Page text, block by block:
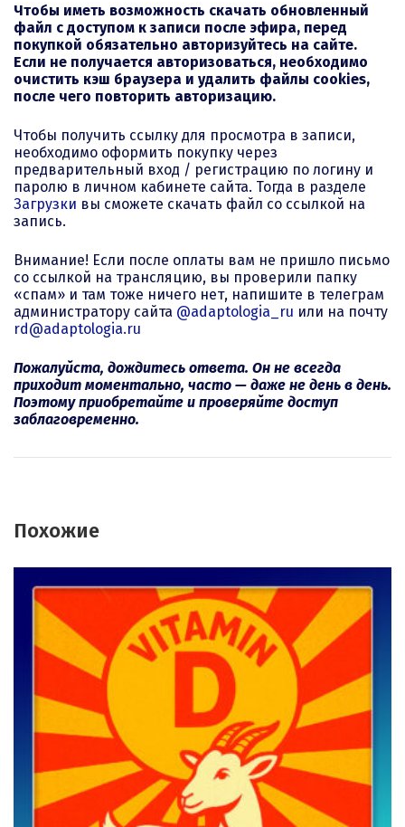
Чтобы иметь возможность скачать обновленный
файл с доступом к записи после эфира, перед
покупкой обязательно авторизуйтесь на сайте.
Если не получается авторизоваться, необходимо
очистить кэш браузера и удалить файлы cookies,
после чего повторить авторизацию.
Чтобы получить ссылку для просмотра в записи,
необходимо оформить покупку через
предварительный вход / регистрацию по логину и
паролю в личном кабинете сайта. Тогда в разделе
Загрузки вы сможете скачать файл со ссылкой на
запись.
Внимание! Если после оплаты вам не пришло письмо
со ссылкой на трансляцию, вы проверили папку
«спам» и там тоже ничего нет, напишите в телеграм
администратору сайта @adaptologia_ru или на почту
rd@adaptologia.ru
Пожалуйста, дождитесь ответа. Он не всегда
приходит моментально, часто — даже не день в день.
Поэтому приобретайте и проверяйте доступ
заблаговременно.
Похожие